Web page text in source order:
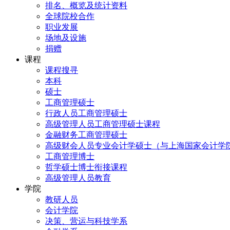
排名、概览及统计资料
全球院校合作
职业发展
场地及设施
捐赠
课程
课程搜寻
本科
硕士
工商管理硕士
行政人员工商管理硕士
高级管理人员工商管理硕士课程
金融财务工商管理硕士
高级财会人员专业会计学硕士（与上海国家会计学
工商管理博士
哲学硕士博士衔接课程
高级管理人员教育
学院
教研人员
会计学院
决策、营运与科技学系